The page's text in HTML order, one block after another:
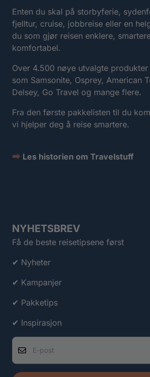
Enten du skal på storbyferie,
fjelltur, cruise, jobbreise eller en
du som gjør reisen enklere,
komfortabel.
Over 4.500 nøye utvalgte
som Samsonite, Osprey, American
Delsey, Go Travel og mange flere.
Fra den første pakkelisten til du
vi hjelper deg å reise smartere.
➡ Les historien om Travelstuff
NYHETSBREV
Få de beste reisetipsene først
✔ Nyheter
✔ Kampanjer
✔ Pakketips
✔ Inspirasjon
E-post